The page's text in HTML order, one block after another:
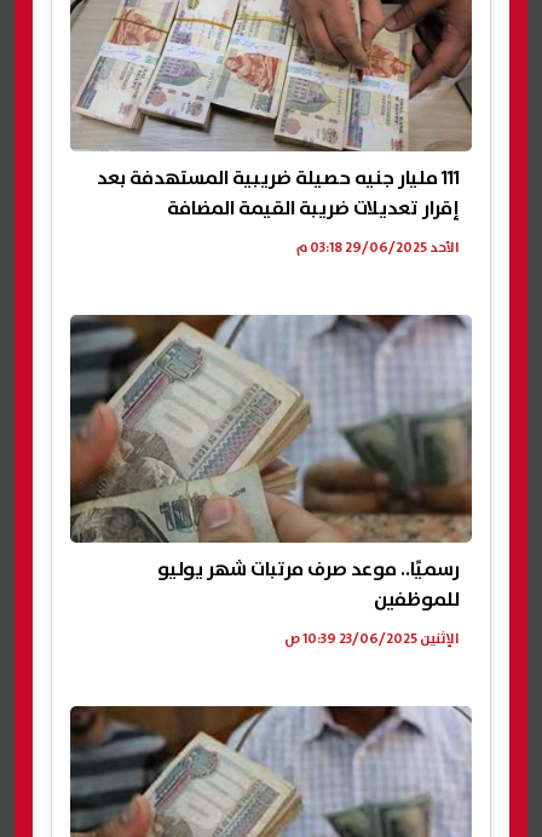
111 مليار جنيه حصيلة ضريبية المستهدفة بعد
إقرار تعديلات ضريبة القيمة المضافة
الأحد 29/06/2025 03:18 م
رسميًا.. موعد صرف مرتبات شهر يوليو
للموظفين
الإثنين 23/06/2025 10:39 ص